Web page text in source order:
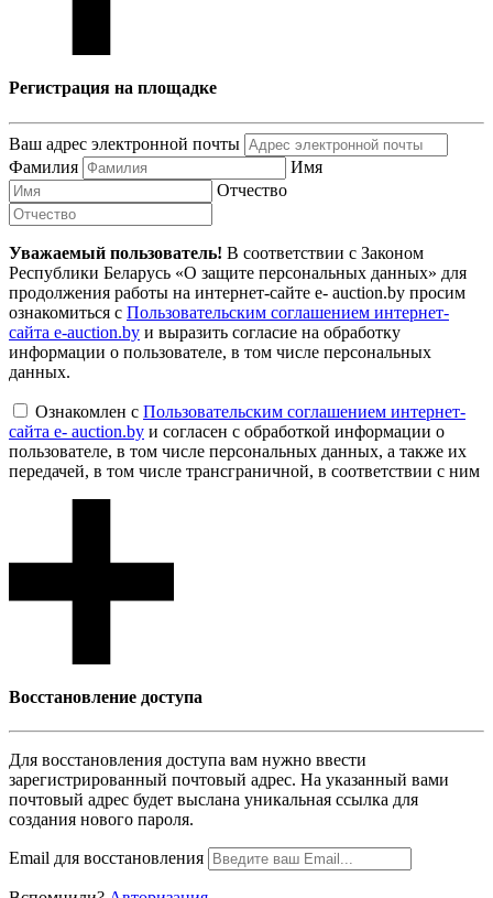
Регистрация на площадке
Ваш адрес электронной почты
Фамилия
Имя
Отчество
Уважаемый пользователь! В соответствии с Законом
Республики Беларусь «О защите персональных данных» для
продолжения работы на интернет-сайте e- auction.by просим
ознакомиться с Пользовательским соглашением интернет-
сайта e-auction.by и выразить согласие на обработку
информации о пользователе, в том числе персональных
данных.
Ознакомлен с Пользовательским соглашением интернет-
сайта e- auction.by и согласен с обработкой информации о
пользователе, в том числе персональных данных, а также их
передачей, в том числе трансграничной, в соответствии с ним
Восcтановление доступа
Для восcтановления доступа вам нужно ввести
зарегистрированный почтовый адрес. На указанный вами
почтовый адрес будет выслана уникальная ссылка для
создания нового пароля.
Email для восcтановления